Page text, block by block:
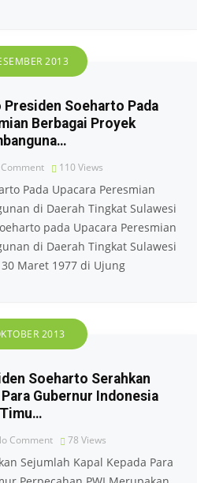
2013
Soeharto Pada
Berbagai Proyek
110 Views
Pada Upacara Peresmian
di Daerah Tingkat Sulawesi
pada Upacara Peresmian
di Daerah Tingkat Sulawesi
Maret 1977 di Ujung
2013
Soeharto Serahkan
Gubernur Indonesia
Timu…
Comment 78 Views
Sejumlah Kapal Kepada Para